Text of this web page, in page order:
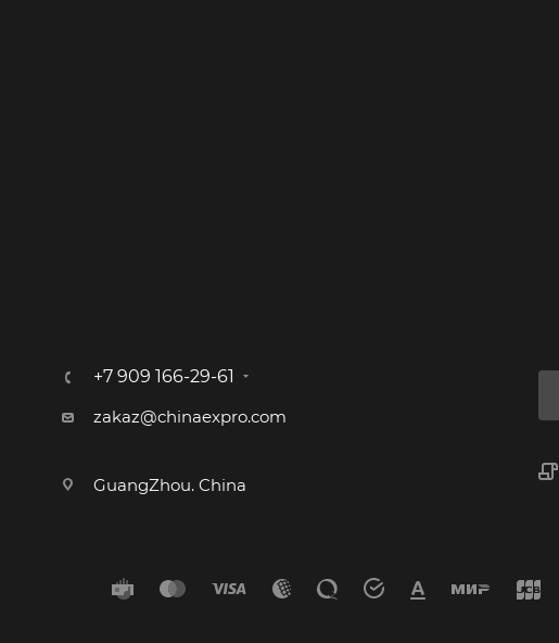
+7 909 166-29-61
zakaz@chinaexpro.com
GuangZhou. China